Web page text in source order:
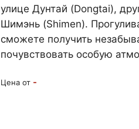
улице Дунтай (Dongtai),
Шимэнь (Shimen).
сможете получить
почувствовать особую
Цена от -